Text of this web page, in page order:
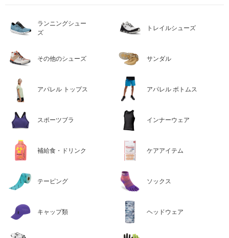
ランニングシュー
ズ
トレイルシューズ
その他のシューズ サンダル
アパレル トップス アパレル ボトムス
スポーツブラ インナーウェア
補給食・ドリンク ケアアイテム
テーピング ソックス
キャップ類 ヘッドウェア